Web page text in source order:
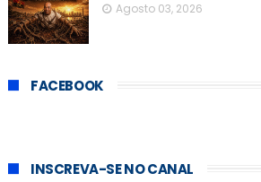
Agosto 03, 2026
FACEBOOK
INSCREVA-SE NO CANAL